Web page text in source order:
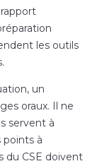
rapport
les outils
un
oraux. Il ne
servent à
points à
du CSE doivent